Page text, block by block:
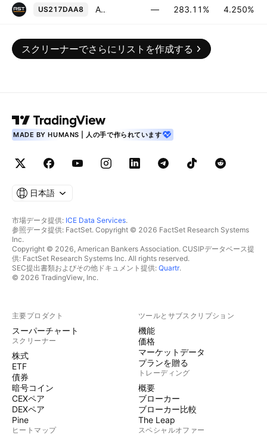
US217DAA8 AST SpaceMobile, Inc. 4.25% 01-MAR-2032 — 283.11% 4.250%
スクリーナーでさらにリストを作成する
MADE BY HUMANS | 人の手で作られています
日本語
市場データ提供: ICE Data Services.
参照データ提供: FactSet. Copyright © 2026 FactSet Research Systems
Inc.
Copyright © 2026, American Bankers Association. CUSIPデータベース提
供: FactSet Research Systems Inc. All rights reserved.
SEC提出書類およびその他ドキュメント提供: Quartr.
© 2026 TradingView, Inc.
主要プロダクト
スーパーチャート
スクリーナー
株式
ETF
債券
暗号コイン
CEXペア
DEXペア
Pine
ヒートマップ
ツールとサブスクリプション
機能
価格
マーケットデータ
プランを贈る
トレーディング
概要
ブローカー
ブローカー比較
The Leap
スペシャルオファー